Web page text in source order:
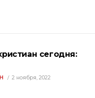
сегодня:
2 ноября, 2022